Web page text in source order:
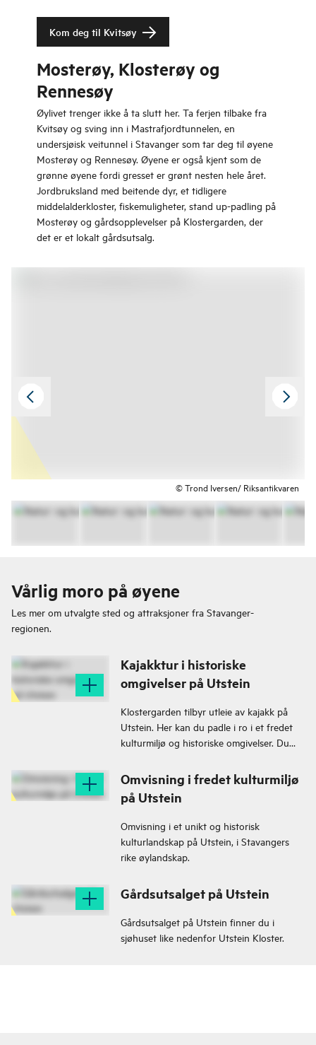
museumsanlegga til Ryfylkemuseet.
Kom deg til Kvitsøy
Mosterøy, Klosterøy og
Rennesøy
Øylivet trenger ikke å ta slutt her. Ta ferjen tilbake fra
Kvitsøy og sving inn i Mastrafjordtunnelen, en
undersjøisk veitunnel i Stavanger som tar deg til øyene
Mosterøy og Rennesøy. Øyene er også kjent som de
grønne øyene fordi gresset er grønt nesten hele året.
Jordbruksland med beitende dyr, et tidligere
middelalderkloster, fiskemuligheter, stand up-padling på
Mosterøy og gårdsopplevelser på Klostergarden, der
det er et lokalt gårdsutsalg.
© Trond Iversen/ Riksantikvaren
Vårlig moro på øyene
Les mer om utvalgte sted og attraksjoner fra Stavanger-
regionen.
Kajakktur i historiske
omgivelser på Utstein
Klostergarden tilbyr utleie av kajakk på
Utstein. Her kan du padle i ro i et fredet
kulturmiljø og historiske omgivelser. Du
og drikke fra gårdsutsalget.
Omvisning i fredet kulturmiljø
på Utstein
Omvisning i et unikt og historisk
kulturlandskap på Utstein, i Stavangers
rike øylandskap.
Gårdsutsalget på Utstein
Gårdsutsalget på Utstein finner du i
sjøhuset like nedenfor Utstein Kloster.